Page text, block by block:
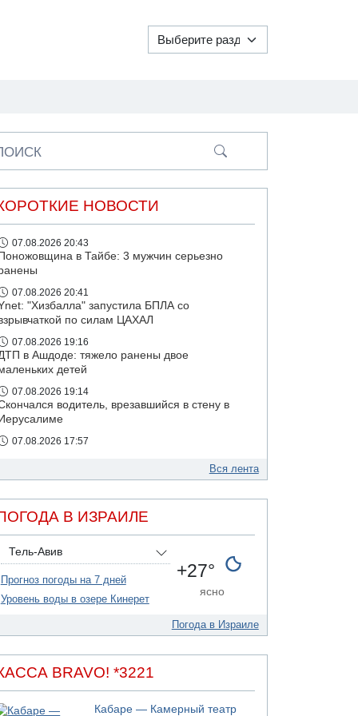
НОВОСТИ
07.08.2026 20:43
Поножовщина в Тайбе: 3 мужчин серьезно
07.08.2026 20:41
"Хизбалла" запустила БПЛА со
по силам ЦАХАЛ
07.08.2026 19:16
в Ашдоде: тяжело ранены двое
детей
07.08.2026 19:14
водитель, врезавшийся в стену в
Иерусалиме
07.08.2026 17:57
подозреваемого в коррупционных
с Йоавом Элиаси
07.08.2026 17:51
БАГАЦ отказался заморозить лишение
налоговых льгот для уклонистов-харедим
07.08.2026 17:48
В Иерусалиме водитель врезался в забор и
07.08.2026 13:47
армия сообщила о ранении
Вся лента
В ИЗРАИЛЕ
Тель-Авив
Прогноз погоды на 7 дней
Уровень воды в озере Кинерет
+27°
ясно
Погода в Израиле
BRAVO! *3221
Кабаре — Камерный театр